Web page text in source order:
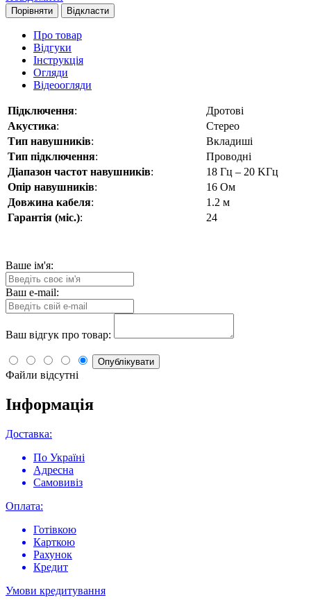
Порівняти Відкласти
Про товар
Відгуки
Інструкція
Огляди
Відеоогляди
Підключення:
Дротові
Акустика:
Стерео
Тип навушників:
Вкладиші
Тип підключення:
Проводні
Діапазон частот навушників:
18 Гц – 20 KГц
Опір навушників:
16 Oм
Довжина кабеля:
1.2 м
Гарантія (міс.): 24
Ваше ім'я:
Ваш e-mail:
Ваш відгук про товар:
Опублікувати
Файли відсутні
Інформація
Доставка:
По Україні
Адресна
Самовивіз
Оплата:
Готівкою
Карткою
Рахунок
Кредит
Умови кредитування